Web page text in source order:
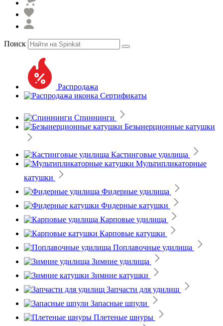
Поиск
Распродажа
Сертификаты
Спиннинги
Безынерционные катушки
Кастинговые удилища
Мультипликаторные
катушки
Фидерные удилища
Фидерные катушки
Карповые удилища
Карповые катушки
Поплавочные удилища
Зимние удилища
Зимние катушки
Запчасти для удилищ
Запасные шпули
Плетеные шнуры